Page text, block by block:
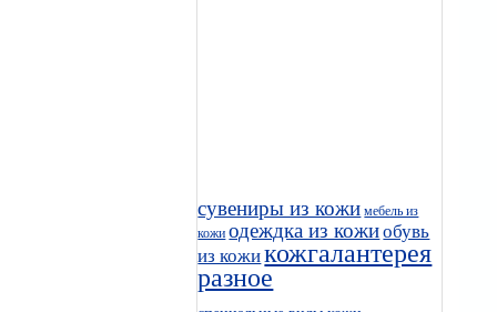
сувениры из кожи мебель из
кожи одеждка из кожиобувь
из кожикожгалантерея
разное